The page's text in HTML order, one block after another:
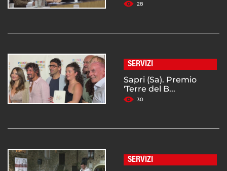
28
SERVIZI
Sapri (Sa). Premio
'Terre del B...
30
SERVIZI